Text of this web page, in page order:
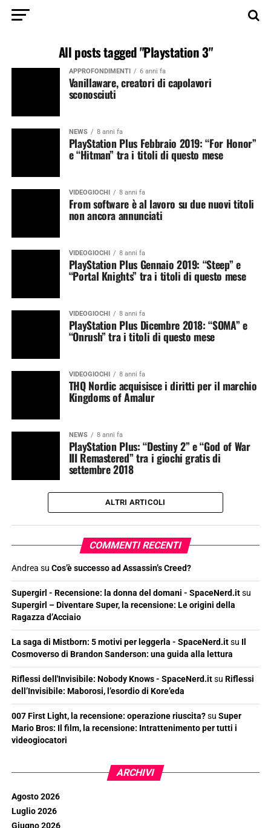
All posts tagged "Playstation 3"
APPROFONDIMENTI 6 anni fa
Vanillaware, creatori di capolavori
sconosciuti
NEWS 8 anni fa
PlayStation Plus Febbraio 2019: “For Honor”
e “Hitman” tra i titoli di questo mese
VIDEOGIOCHI 8 anni fa
From software è al lavoro su due nuovi titoli
non ancora annunciati
VIDEOGIOCHI 8 anni fa
PlayStation Plus Gennaio 2019: “Steep” e
“Portal Knights” tra i titoli di questo mese
VIDEOGIOCHI 8 anni fa
PlayStation Plus Dicembre 2018: “SOMA” e
“Onrush” tra i titoli di questo mese
VIDEOGIOCHI 8 anni fa
THQ Nordic acquisisce i diritti per il marchio
Kingdoms of Amalur
NEWS 8 anni fa
PlayStation Plus: “Destiny 2” e “God of War
III Remastered” tra i giochi gratis di
settembre 2018
ALTRI ARTICOLI
COMMENTI RECENTI
Andrea su Cos’è successo ad Assassin’s Creed?
Supergirl - Recensione: la donna del domani - SpaceNerd.itsu
Supergirl – Diventare Super, la recensione: Le origini della
Ragazza d’Acciaio
La saga di Mistborn: 5 motivi per leggerla - SpaceNerd.itsu Il
Cosmoverso di Brandon Sanderson: una guida alla lettura
Riflessi dell'Invisibile: Nobody Knows - SpaceNerd.itsu Riflessi
dell’Invisibile: Maborosi, l’esordio di Kore’eda
007 First Light, la recensione: operazione riuscita?su Super
Mario Bros: Il film, la recensione: Intrattenimento per tutti i
videogiocatori
ARCHIVI
Agosto 2026
Luglio 2026
Giugno 2026